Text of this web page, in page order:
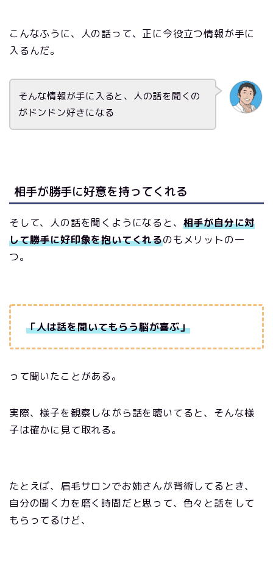
こんなふうに、人の話って、正に今役立つ情報が手に
入るんだ。
そんな情報が手に入ると、人の話を聞くの
がドンドン好きになる
相手が勝手に好意を持ってくれる
そして、人の話を聞くようになると、 相手が自分に対
して勝手に好印象を抱いてくれるのもメリットの一
つ。
「人は話を聞いてもらう脳が喜ぶ」
って聞いたことがある。
実際、様子を観察しながら話を聴いてると、そんな様
子は確かに見て取れる。
たとえば、眉毛サロンでお姉さんが背術してるとき、
自分の聞く力を磨く時間だと思って、色々と話をして
もらってるけど、